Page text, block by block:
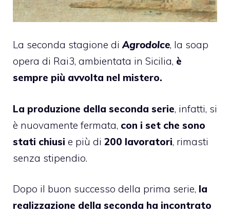
La seconda stagione diAgrodolce, la soap
opera di Rai3, ambientata in Sicilia, è
sempre più avvolta nel mistero.
La produzione della seconda serie, infatti, si
è nuovamente fermata, con i set che sono
stati chiusi e più di 200 lavoratori, rimasti
senza stipendio.
Dopo il buon successo della prima serie, la
realizzazione della seconda ha incontrato